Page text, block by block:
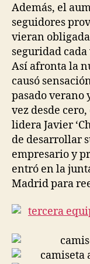
Además, el
seguidores
vieran
seguridad
Así afronta la
causó
pasado verano
vez desde
lidera Javier
de desarrollar
empresario y
entró en la
Madrid para